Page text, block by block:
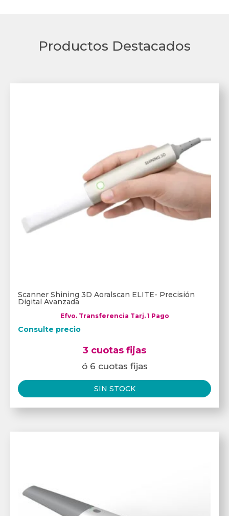
Productos Destacados
Scanner Shining 3D Aoralscan ELITE- Precisión
Digital Avanzada
Efvo. Transferencia Tarj. 1 Pago
Consulte precio
3 cuotas fijas
ó 6 cuotas fijas
SIN STOCK